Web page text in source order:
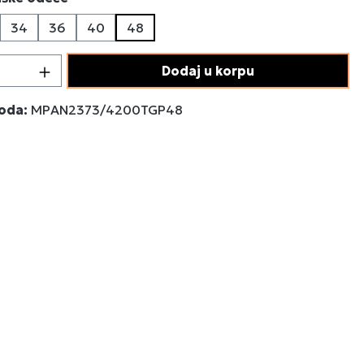
34 36 40 48
proizvoda: Unesite željenu količinu ili
Dodaj u korpu
MPAN2373/4200TGP48